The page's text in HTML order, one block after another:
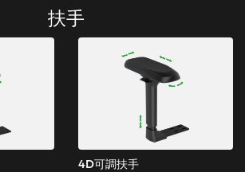
扶手
4D可調扶手